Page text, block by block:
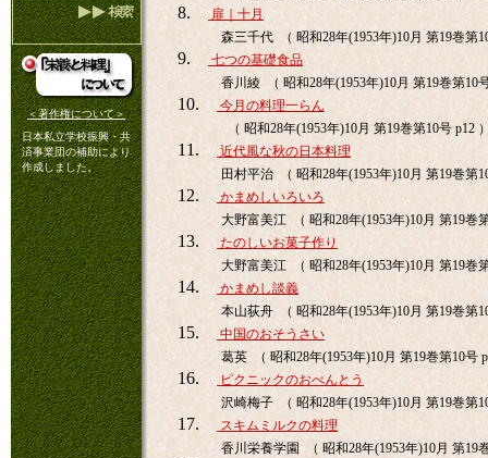
＜著作権について＞
日本私立学校振興・共
済事業団の補助により
作成しました。
8.
扉｜十月
森三千代 （ 昭和28年(1953年)10月 第19巻第
9.
七つの基礎食品
香川綾 （ 昭和28年(1953年)10月 第19巻第10
10.
今月の料理一らん
（ 昭和28年(1953年)10月 第19巻第10号 p12
11.
近代風な秋の日本料理
田村平治 （ 昭和28年(1953年)10月 第19巻第
12.
かまめしいろいろ
大野富美江 （ 昭和28年(1953年)10月 第19巻
13.
たのしいお菓子作り
大野富美江 （ 昭和28年(1953年)10月 第19巻
14.
かまめし談義
本山荻舟 （ 昭和28年(1953年)10月 第19巻第
15.
中国のおそうさい
葛英 （ 昭和28年(1953年)10月 第19巻第10号
16.
ピクニックのおべんとう
沢崎梅子 （ 昭和28年(1953年)10月 第19巻第
17.
スキムミルクの料理
香川栄養学園 （ 昭和28年(1953年)10月 第19